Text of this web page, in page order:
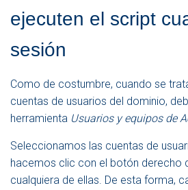
ejecuten el script
sesión
Como de costumbre, cuando se
cuentas de usuarios del dominio,
herramienta Usuarios y equipos de
Seleccionamos las cuentas de
hacemos clic con el botón derecho
cualquiera de ellas. De esta forma,